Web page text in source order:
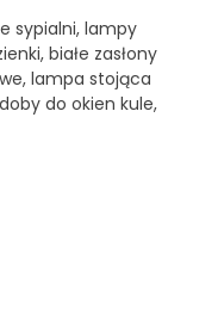
sypialni, lampy
białe zasłony
lampa stojąca
do okien kule,